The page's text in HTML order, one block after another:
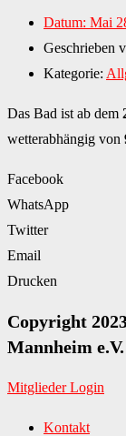
Datum: Mai
Geschrieben
Kategorie:
Das Bad ist ab dem
wetterabhängig von
Facebook
WhatsApp
Twitter
Email
Drucken
Copyright
Mannheim
Mitglieder Login
Kontakt